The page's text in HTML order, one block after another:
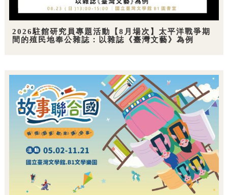
2026駐館研究員專題活動【8月場次】太平洋戰爭期
間的殖民地奉公雜誌：以雜誌《臺灣文藝》為例